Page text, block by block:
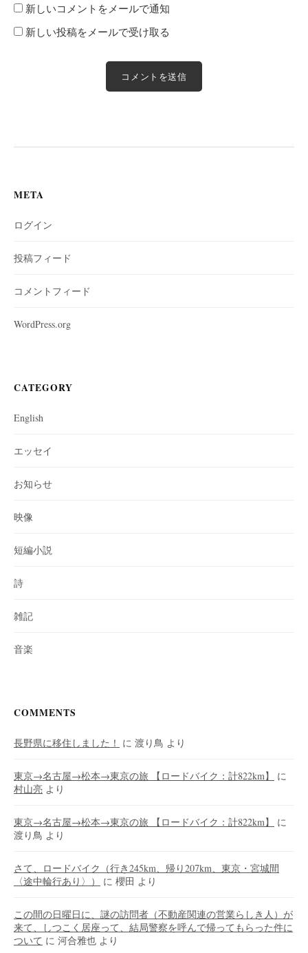
新しいコメントをメールで通知
新しい投稿をメールで受け取る
META
ログイン
投稿フィード
コメントフィード
WordPress.org
CATEGORY
English
エッセイ
お知らせ
映像
短編小説
詩
雑記
音楽
COMMENTS
長野県に移住しました！ に 渡り鳥 より
東京→名古屋→松本→東京の旅 【ロードバイク：計822km】
に
村山亮 より
東京→名古屋→松本→東京の旅 【ロードバイク：計822km】
に
渡り鳥 より
さて、ロードバイク（行き245km、帰り207km、東京・宮城間
〈途中輪行あり〉）
に 櫻田 より
この間の日曜日に、謎の訪問者（不動産関連の営業らしき人）が
来て、しつこく居座って、結局警察を呼んで帰ってもらった件に
ついて に 河合雅也 より